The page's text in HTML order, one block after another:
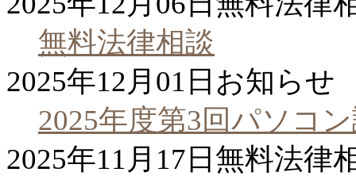
無料法律相談
2025年12月01日 お知らせ
2025年度第3回パソコ
2025年11月17日 無料法律